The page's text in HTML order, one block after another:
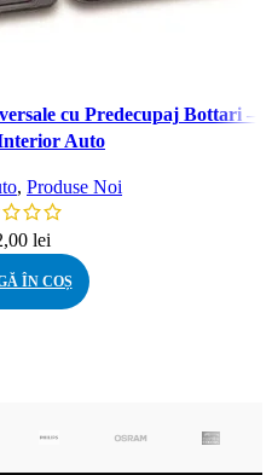
cu Predecupaj Bottari –
Auto
, Produse Noi
lei
ÎN COȘ